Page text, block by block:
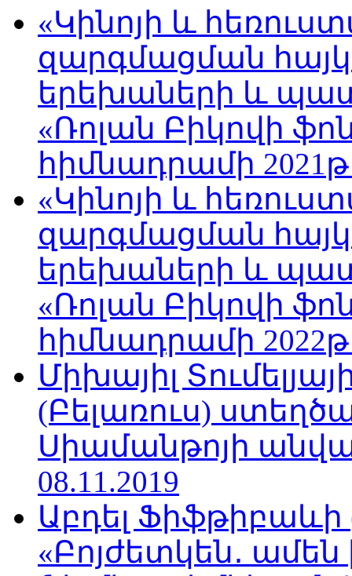
«Կինոյի և
զարգմացման
երեխաների և
«Ռոլան Բիկովի
հիմնադրամի
«Կինոյի և
զարգմացման
երեխաների և
«Ռոլան Բիկովի
հիմնադրամի
Միխայիլ
(Բելառուս)
Սիամանթոյի
08.11.2019
Աբդել
«Բոյժետկեն․